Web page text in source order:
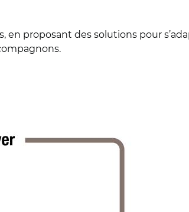
en proposant des solutions pour